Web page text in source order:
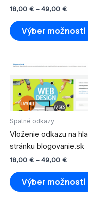
18,00 € – 49,00 €
Výber možností
Spätné odkazy
Vloženie odkazu na
stránku blogovanie.sk
18,00 € – 49,00 €
Price
18,00
49,00 €
Výber možností